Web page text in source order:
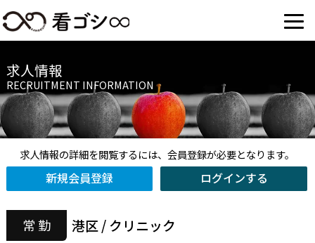
求人情報
RECRUITMENT INFORMATION
求人情報の詳細を閲覧するには、会員登録が必要となります。
新規会員登録 ログインする
常 勤 港区 / クリニック